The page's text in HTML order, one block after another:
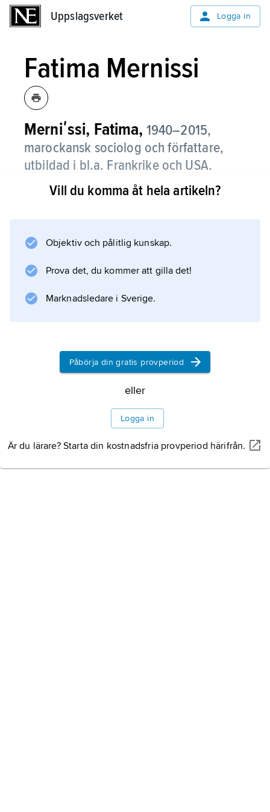
Uppslagsverket Logga in
Fatima Mernissi
Merniʹssi, Fatima, 1940–2015,
marockansk sociolog och författare,
utbildad i bl.a. Frankrike och USA.
Fatima Mernissi var muslimsk feminist och
muslimska världen. Från att på 1970-talet ha
religionen svängde hon i mitten av 1980-talet
till att tala om islam i mer positiva termer. Hon
framställde
Information om artikeln
Vill du komma åt hela artikeln?
Objektiv och pålitlig kunskap.
Prova det, du kommer att gilla det!
Marknadsledare i Sverige.
Påbörja din gratis provperiod
eller
Logga in
Är du lärare? Starta din kostnadsfria provperiod härifrån.